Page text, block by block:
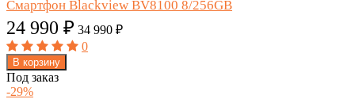
Смартфон Blackview BV8100 8/256GB
24 990 ₽ 34 990 ₽
0
В корзину
Под заказ
-29%